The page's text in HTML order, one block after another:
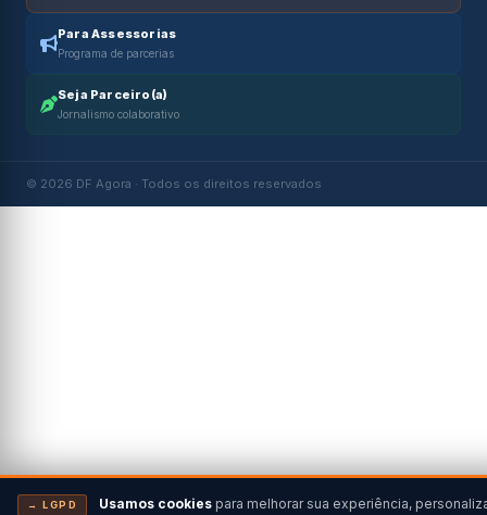
Para Assessorias
Programa de parcerias
Seja Parceiro(a)
Jornalismo colaborativo
© 2026 DF Agora · Todos os direitos reservados
→ LGPD Usamos cookies para melhorar sua experiência,